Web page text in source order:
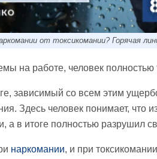
от токсикомании? Горячая
на работе, человек полностью
зависимый со всем этим
Здесь человек понимает, что
а в итоге полностью разрушил
наркомании, и при